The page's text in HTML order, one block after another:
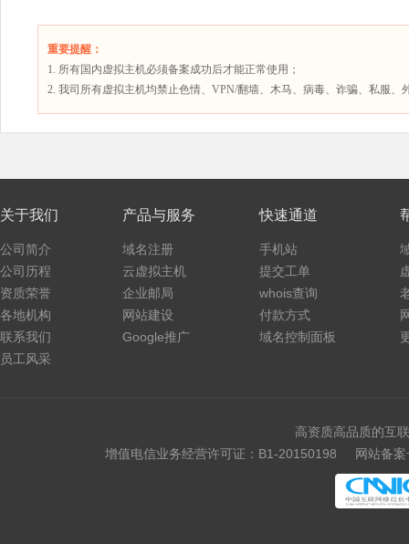
重要提醒：
1. 所有国内虚拟主机必须备案成功后才能正常使用；
2. 我司所有虚拟主机均禁止色情、VPN/翻墙、木马、病毒、诈骗、私服
关于我们
公司简介
公司历程
资质荣誉
各地机构
联系我们
员工风采
产品与服务
域名注册
云虚拟主机
企业邮局
网站建设
Google推广
快速通道
手机站
提交工单
whois查询
付款方式
域名控制面板
高资质高品质的互
增值电信业务经营许可证：B1-20150198
网站备